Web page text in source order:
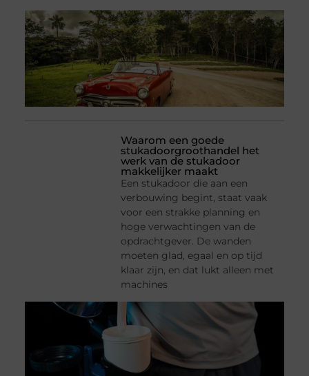
Waarom een goede
stukadoorgroothandel het
werk van de stukadoor
makkelijker maakt
Een stukadoor die aan een
verbouwing begint, staat vaak
voor een strakke planning en
hoge verwachtingen van de
opdrachtgever. De wanden
moeten glad, egaal en op tijd
klaar zijn, en dat lukt alleen met
machines